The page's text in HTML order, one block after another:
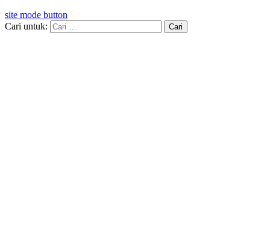
site mode button
Cari untuk: